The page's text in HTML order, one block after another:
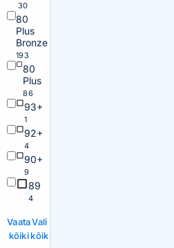
30
80
Plus
Bronze
193
80
Plus
86
93+
1
92+
4
90+
9
89
4
Vaata
kõiki
Vali
kõik